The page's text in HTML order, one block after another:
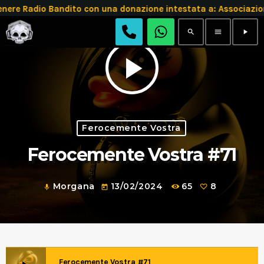
Bandito con una donazione intestata a: Associazione
search menu play_arrow
play_arrow
Ferocemente Vostra
Ferocemente Vostra #71
mic Morgana today 13/02/2024 65 8